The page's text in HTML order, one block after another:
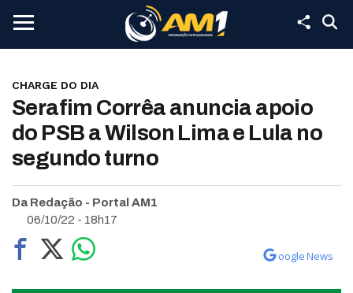
CHARGE DO DIA
Serafim Corrêa anuncia apoio
do PSB a Wilson Lima e Lula no
segundo turno
Da Redação - Portal AM1
06/10/22 - 18h17
oogle News